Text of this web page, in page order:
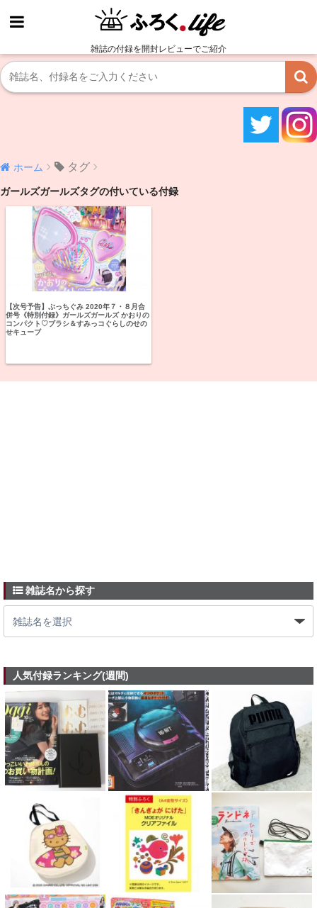
雑誌の付録を開封レビューでご紹介
ホーム タグ
ガールズガールズタグの付いている付録
【次号予告】ぷっちぐみ 2020年７・８月合
併号《特別付録》ガールズガールズ かおりの
コンパクト♡ブラシ＆すみっコぐらしのせの
せキューブ
雑誌名から探す
人気付録ランキング(週間)